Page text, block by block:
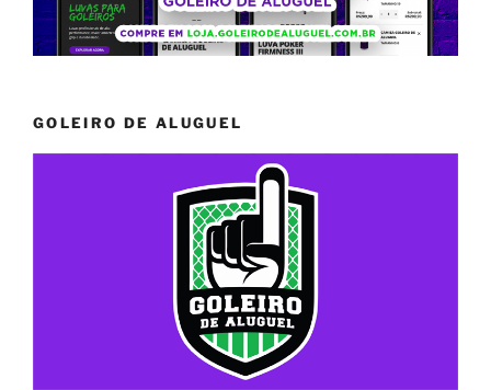
GOLEIRO DE ALUGUEL